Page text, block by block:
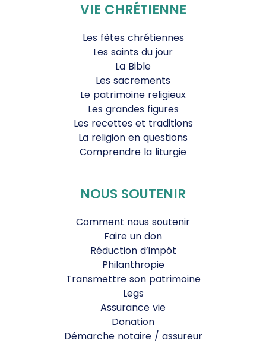
VIE CHRÉTIENNE
Les fêtes chrétiennes
Les saints du jour
La Bible
Les sacrements
Le patrimoine religieux
Les grandes figures
Les recettes et traditions
La religion en questions
Comprendre la liturgie
NOUS SOUTENIR
Comment nous soutenir
Faire un don
Réduction d’impôt
Philanthropie
Transmettre son patrimoine
Legs
Assurance vie
Donation
Démarche notaire / assureur